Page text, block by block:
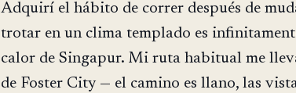
Adquirí el hábito de correr después de
trotar en un clima templado es
calor de Singapur. Mi ruta habitual me
de Foster City — el camino es llano, las